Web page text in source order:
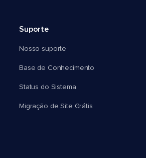
Suporte
Nosso suporte
Base de Conhecimento
Status do Sistema
Migração de Site Grátis